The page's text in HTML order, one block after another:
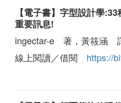
【電子書】字型設計學
重要訊息!
ingectar-e 著，黃筱涵
線上閱讀／借閱 https://